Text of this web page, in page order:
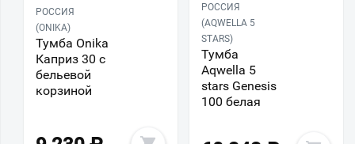
РОССИЯ
(ONIKA)
Тумба Onika
Каприз 30 с
бельевой
корзиной
РОССИЯ
(AQWELLA 5
STARS)
Тумба
Aqwella 5
stars Genesis
100 белая